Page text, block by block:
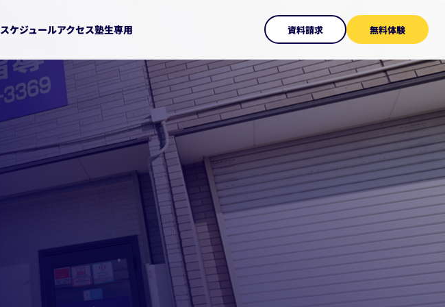
スケジュールアクセス塾生専用 資料請求 無料体験